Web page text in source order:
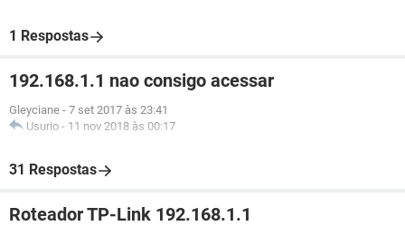
1 Respostas
192.168.1.1 nao consigo acessar
Gleyciane - 7 set 2017 às 23:41
Usurio - 11 nov 2018 às 00:17
31 Respostas
Roteador TP-Link 192.168.1.1